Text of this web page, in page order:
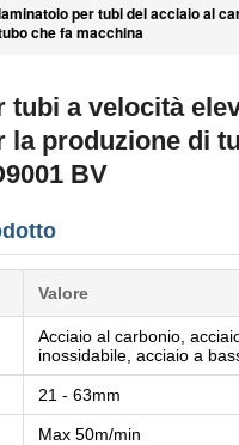
per tubi del acciaio al
che fa macchina
tubi a velocità
la produzione di
BV
Valore
Acciaio al carbonio,
inossidabile, acciaio a
21 - 63mm
Max 50m/min